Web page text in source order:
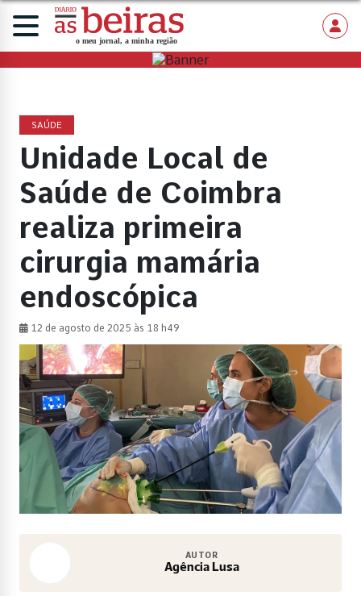
SAÚDE
Unidade Local de
Saúde de Coimbra
realiza primeira
cirurgia mamária
endoscópica
12 de agosto de 2025 às 18 h49
AUTOR
Agência Lusa